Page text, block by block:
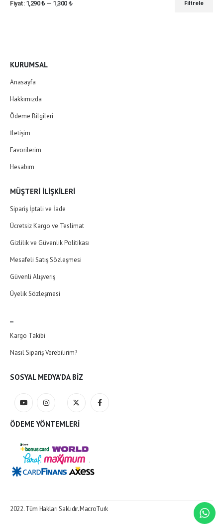
En
En
Filtrele
Fiyat: 1,290 ₺— 1,300 ₺
KURUMSAL
Anasayfa
Hakkımızda
Ödeme Bilgileri
İletişim
Favorilerim
Hesabım
MÜŞTERI İLIŞKILERI
Sipariş İptali ve İade
Ücretsiz Kargo ve Teslimat
Gizlilik ve Güvenlik Politikası
Mesafeli Satış Sözleşmesi
Güvenli Alışveriş
Üyelik Sözleşmesi
Kargo Takibi
Nasıl Sipariş Verebilirim?
SOSYAL MEDYA’DA BIZ
ÖDEME YÖNTEMLERI
2022. Tüm Hakları Saklıdır.MacroTurk